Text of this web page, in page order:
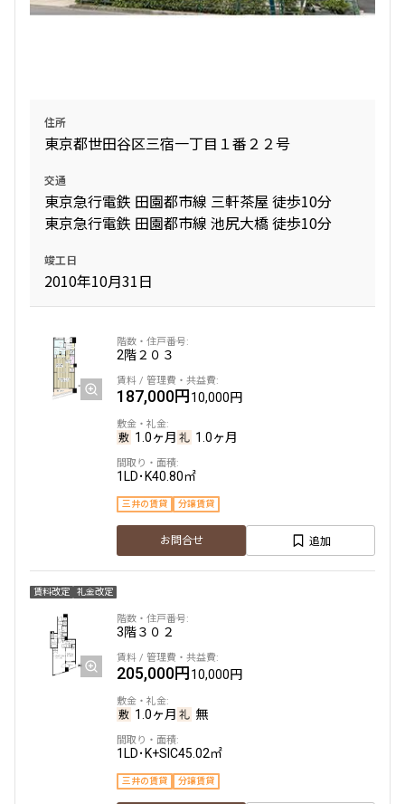
3階３０１
340,000円
無
三井の賃貸 ペット可
お問合せ
4階４０１
368,000円20,000円
無
住所
東京都世田谷区三宿一丁目１番２２号
交通
東京急行電鉄 田園都市線 三軒茶屋 徒歩10分
東京急行電鉄 田園都市線 池尻大橋 徒歩10分
竣工日
2010年10月31日
2階２０３
187,000円10,000円
1.0ヶ月 1.0ヶ月
1LD･K40.80㎡
三井の賃貸 分譲賃貸
お問合せ 追加
賃料改定 礼金改定
3階３０２
205,000円10,000円
1.0ヶ月 無
1LD･K+SIC45.02㎡
三井の賃貸 分譲賃貸